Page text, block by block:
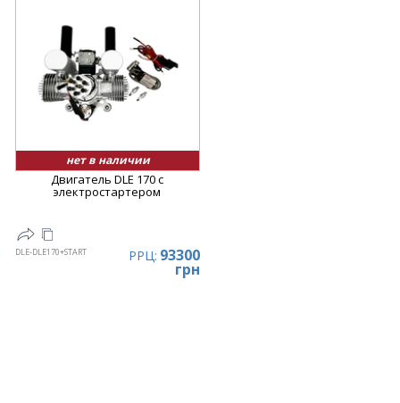
нет в наличии
Двигатель DLE 170 с
электростартером
DLE-DLE170+START РРЦ: 93300
грн